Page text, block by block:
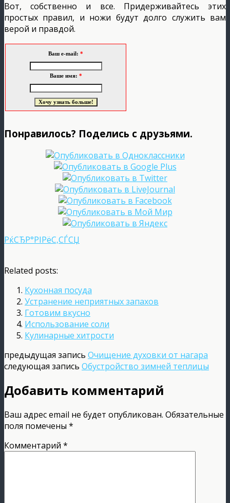
Вот, собственно и все. Придерживайтесь этих
простых правил, и ножи будут долго служить вам
верой и правдой.
Ваш e-mail: *
Ваше имя: *
Понравилось? Поделись с друзьями.
РќСЂР°РІРёС‚СЃСЏ
Related posts:
Кухонная посуда
Устранение неприятных запахов
Готовим вкусно
Использование соли
Кулинарные хитрости
предыдущая запись Очищение духовки от нагара
следующая запись Обустройство зимней теплицы
Добавить комментарий
Ваш адрес email не будет опубликован. Обязательные
поля помечены *
Комментарий *